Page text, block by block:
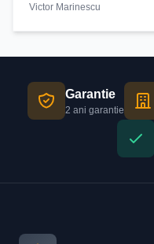
Victor Marinescu
Garantie
2 ani garantie